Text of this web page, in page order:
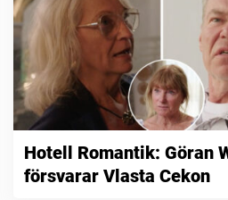
Hotell Romantik: Göran
försvarar Vlasta Cekon